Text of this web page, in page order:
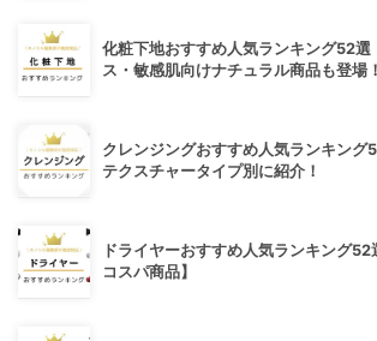
化粧下地おすすめ人気ランキング52選
ス・敏感肌向けナチュラル商品も登場！
クレンジングおすすめ人気ランキング
テクスチャータイプ別に紹介！
ドライヤーおすすめ人気ランキング52
コスパ商品】